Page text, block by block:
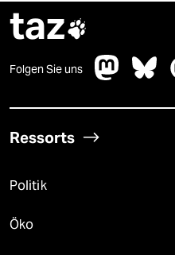
taz
Folgen Sie uns
Ressorts
Politik
Öko